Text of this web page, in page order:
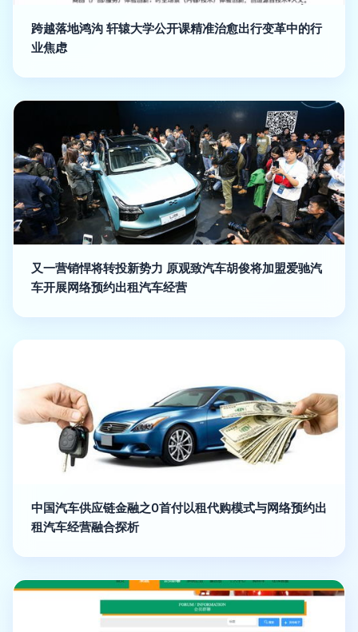
跨越落地鸿沟 轩辕大学公开课精准治愈出行变革中的行
业焦虑
又一营销悍将转投新势力 原观致汽车胡俊将加盟爱驰汽
车开展网络预约出租汽车经营
中国汽车供应链金融之0首付以租代购模式与网络预约出
租汽车经营融合探析